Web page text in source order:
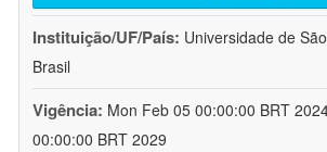
Instituição/UF/País: Universidade de
Brasil
Vigência: Mon Feb 05 00:00:00 BRT
00:00:00 BRT 2029